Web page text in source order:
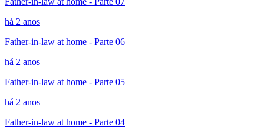
há 2 anos
Father-in-law at home - Parte 06
há 2 anos
Father-in-law at home - Parte 05
há 2 anos
Father-in-law at home - Parte 04